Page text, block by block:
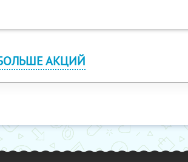
АКЦИЙ